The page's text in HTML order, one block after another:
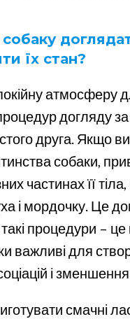
їх стан?
атмосферу
догляду
друга. Якщо
собаки,
частинах її
і мордочку. Це
процедури –
важливі для
і
смачні